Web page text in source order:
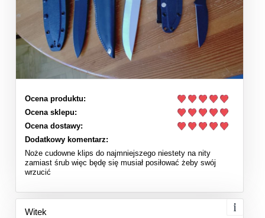
Ocena produktu:
Ocena sklepu:
Ocena dostawy:
Dodatkowy komentarz:
Noże cudowne klips do najmniejszego niestety na nity
zamiast śrub więc będę się musiał posiłować żeby swój
wrzucić
Witek